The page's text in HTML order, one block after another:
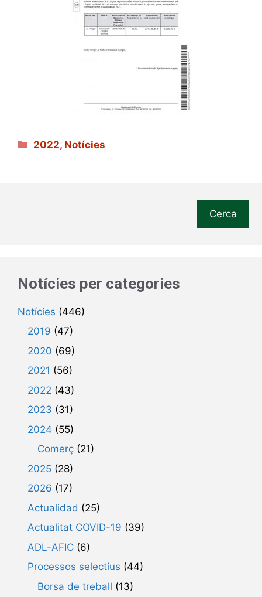
Categories
2022, Notícies
Cerca
Notícies per categories
Notícies (446)
2019 (47)
2020 (69)
2021 (56)
2022 (43)
2023 (31)
2024 (55)
Comerç (21)
2025 (28)
2026 (17)
Actualidad (25)
Actualitat COVID-19 (39)
ADL-AFIC (6)
Processos selectius (44)
Borsa de treball (13)